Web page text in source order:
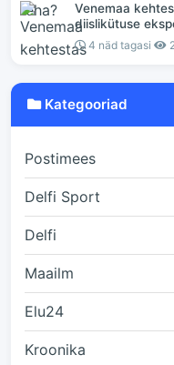
Venemaa
diislikütuse
4 näd tagasi
Kategooriad
Postimees
Delfi Sport
Delfi
Maailm
Elu24
Kroonika